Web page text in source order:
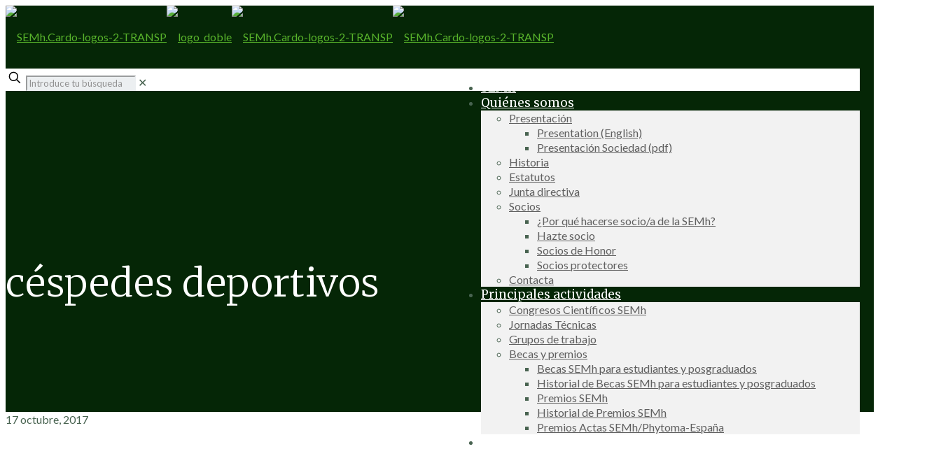
SEMh
Quiénes somos
Presentación
Presentation (English)
Presentación Sociedad (pdf)
Historia
Estatutos
Junta directiva
Socios
¿Por qué hacerse socio/a de la SEMh?
Hazte socio
Socios de Honor
Socios protectores
Contacta
Principales actividades
Congresos Científicos SEMh
Jornadas Técnicas
Grupos de trabajo
Becas y premios
Becas SEMh para estudiantes y posgraduados
Historial de Becas SEMh para estudiantes y posgraduados
Premios SEMh
Historial de Premios SEMh
Premios Actas SEMh/Phytoma-España
✕
céspedes deportivos
17 octubre, 2017